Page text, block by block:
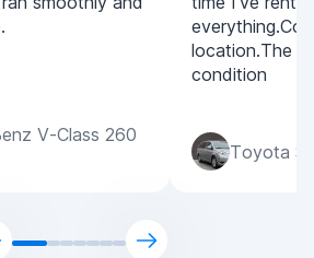
V-Class 260
location.The
condition
Toyota